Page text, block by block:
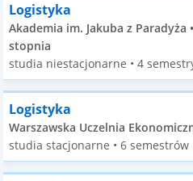
Logistyka
Akademia im. Jakuba z Paradyża
stopnia
studia niestacjonarne • 4
Logistyka
Warszawska Uczelnia
studia stacjonarne • 6 semestrów